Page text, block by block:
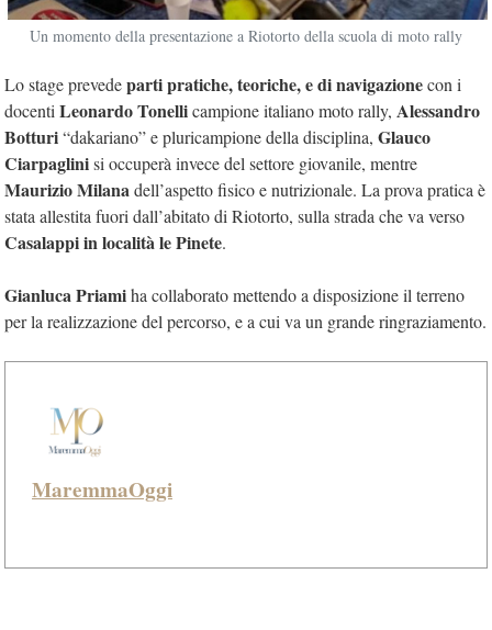
Un momento della presentazione a Riotorto della scuola di moto rally
Lo stage prevedeparti pratiche, teoriche, e di navigazionecon i
docentiLeonardo Tonellicampione italiano moto rally, Alessandro
Botturi“dakariano” e pluricampione della disciplina, Glauco
Ciarpaglinisi occuperà invece del settore giovanile, mentre
Maurizio Milanadell’aspetto fisico e nutrizionale. La prova pratica è
stata allestita fuori dall’abitato di Riotorto, sulla strada che va verso
Casalappi in località le Pinete.
Gianluca Priamiha collaborato mettendo a disposizione il terreno
per la realizzazione del percorso, e a cui va un grande ringraziamento.
MaremmaOggi